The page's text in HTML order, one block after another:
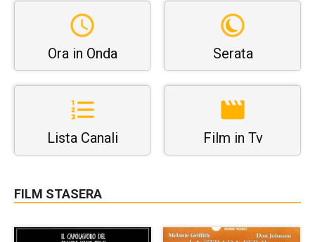
Ora in Onda Serata
Lista Canali Film in Tv
FILM STASERA